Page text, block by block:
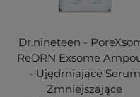
Dr.nineteen -
ReDRN Exsome
- Ujędrniające Serum
Zmniejszające